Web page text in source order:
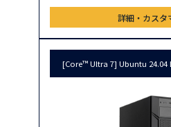
詳細・カスタ
[Core™ Ultra 7] Ubuntu 24.04